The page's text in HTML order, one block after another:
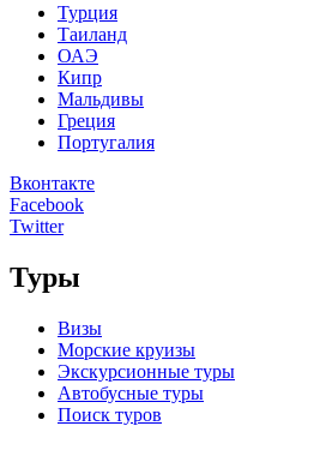
Турция
Таиланд
ОАЭ
Кипр
Мальдивы
Греция
Португалия
Вконтакте
Facebook
Twitter
Туры
Визы
Морские круизы
Экскурсионные туры
Автобусные туры
Поиск туров